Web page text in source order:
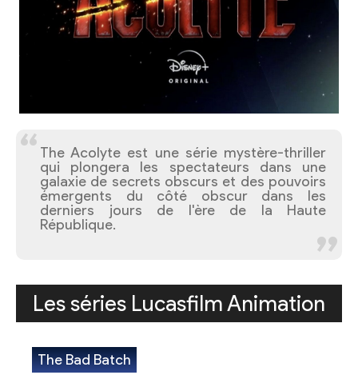
The Acolyte est une série mystère-thriller
qui plongera les spectateurs dans une
galaxie de secrets obscurs et des pouvoirs
émergents du côté obscur dans les
derniers jours de l'ère de la Haute
République.
Les séries Lucasfilm Animation
The Bad Batch